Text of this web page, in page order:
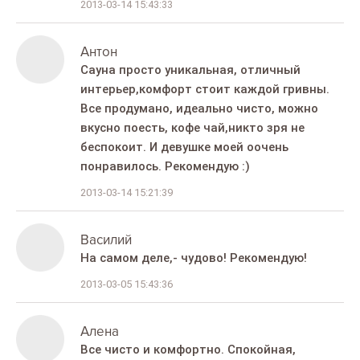
2013-03-14 15:43:33
Антон
Сауна просто уникальная, отличный
интерьер,комфорт стоит каждой гривны.
Все продумано, идеально чисто, можно
вкусно поесть, кофе чай,никто зря не
беспокоит. И девушке моей оочень
понравилось. Рекомендую :)
2013-03-14 15:21:39
Василий
На самом деле,- чудово! Рекомендую!
2013-03-05 15:43:36
Алена
Все чисто и комфортно. Спокойная,